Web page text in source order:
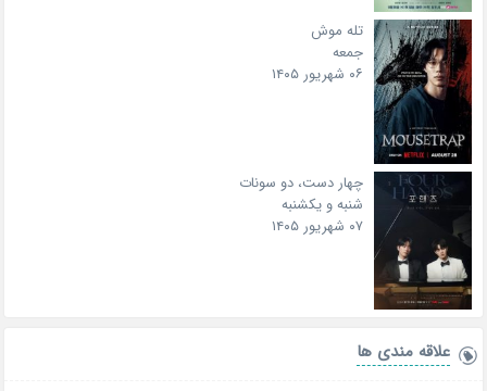
تله موش
جمعه
۰۶ شهریور ۱۴۰۵
چهار دست، دو سونات
شنبه و یکشنبه
۰۷ شهریور ۱۴۰۵
علاقه‌ مندی ها